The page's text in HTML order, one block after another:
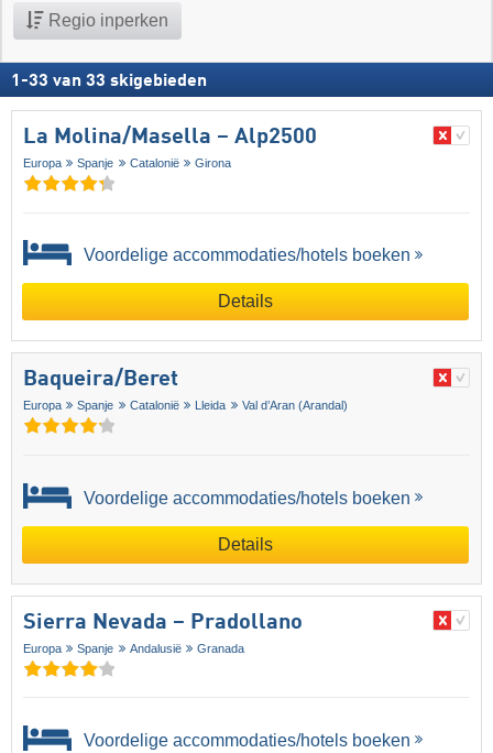
Regio inperken
1 -33 van 33 skigebieden
La Molina/​Masella – Alp2500
Europa Spanje Catalonië Girona
Voordelige accommodaties/hotels boeken
Details
Baqueira/​Beret
Europa Spanje Catalonië Lleida Val d’Aran (Arandal)
Voordelige accommodaties/hotels boeken
Details
Sierra Nevada – Pradollano
Europa Spanje Andalusië Granada
Voordelige accommodaties/hotels boeken